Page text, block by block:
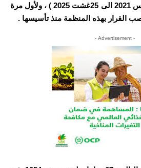
(ولايتها تبدأ من مطلع مارس 2021 الى 25غشت 2025 ) ، ولأول مرة
القرار بهذه المنظمة منذ تأسيسها .
- Advertisement -